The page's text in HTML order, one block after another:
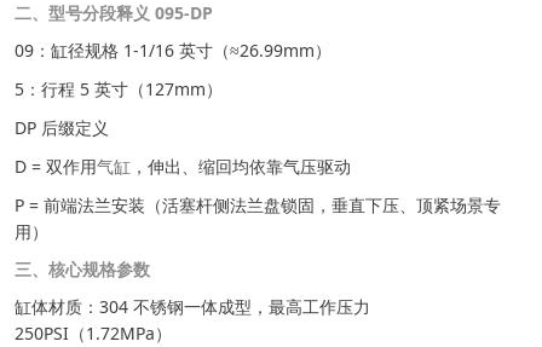
二、型号分段释义 095-DP
09：缸径规格 1-1/16 英寸（≈26.99mm）
5：行程 5 英寸（127mm）
DP 后缀定义
D = 双作用气缸 ，伸出、缩回均依靠气压驱动
P = 前端法兰安装（活塞杆侧法兰盘锁固，垂直下压、顶紧场景专
用）
三、核心规格参数
缸体材质：304 不锈钢一体成型，最高工作压力
250PSI（1.72MPa）